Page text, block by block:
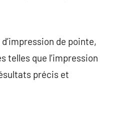
de pointe,
telles que l’impression
précis et